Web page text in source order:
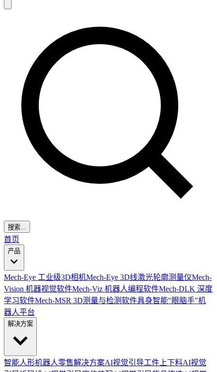
搜索...
首页
产品
Mech-Eye 工业级3D相机Mech-Eye 3D线激光轮廓测量仪Mech-
Vision 机器视觉软件Mech-Viz 机器人编程软件Mech-DLK 深度
学习软件Mech-MSR 3D测量与检测软件具身智能"眼脑手"机
器人平台
解决方案
智能人形机器人零售解决方案AI视觉引导工件上下料AI视觉